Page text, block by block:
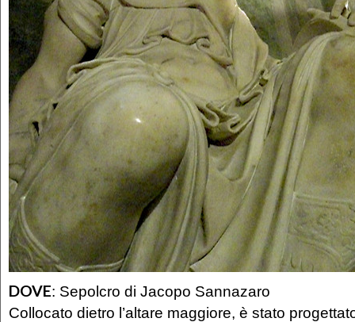
DOVE: Sepolcro di Jacopo Sannazaro
Collocato dietro l’altare maggiore, è stato